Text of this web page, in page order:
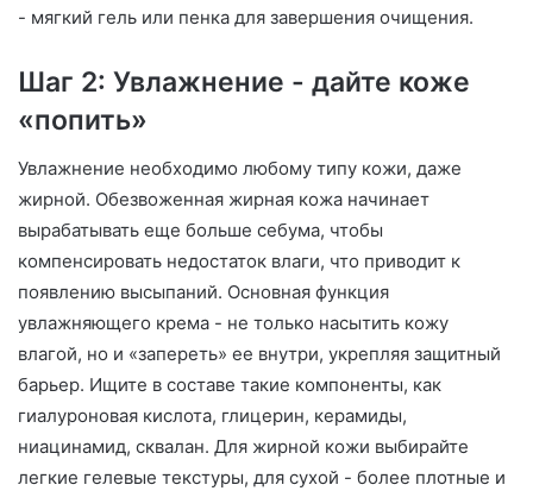
- мягкий гель или пенка для завершения очищения.
Шаг 2: Увлажнение - дайте коже
«попить»
Увлажнение необходимо любому типу кожи, даже
жирной. Обезвоженная жирная кожа начинает
вырабатывать еще больше себума, чтобы
компенсировать недостаток влаги, что приводит к
появлению высыпаний. Основная функция
увлажняющего крема - не только насытить кожу
влагой, но и «запереть» ее внутри, укрепляя защитный
барьер. Ищите в составе такие компоненты, как
гиалуроновая кислота, глицерин, керамиды,
ниацинамид, сквалан. Для жирной кожи выбирайте
легкие гелевые текстуры, для сухой - более плотные и